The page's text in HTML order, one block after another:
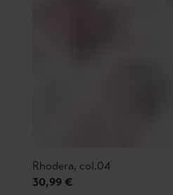
Rhodera, col.04
30,99 €